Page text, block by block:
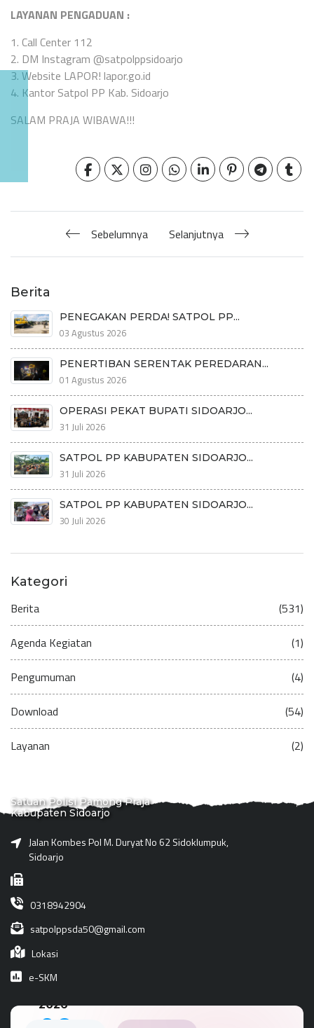
LAYANAN PENGADUAN :
1. Call Center 112
2. DM Instagram @satpolppsidoarjo
3. Website LAPOR! lapor.go.id
4. Kantor Satpol PP Kab. Sidoarjo
SALAM PRAJA WIBAWA!!!
Sebelumnya Selanjutnya
Berita
PENEGAKAN PERDA! SATPOL PP...
03 Agustus 2026
PENERTIBAN SERENTAK PEREDARAN...
01 Agustus 2026
OPERASI PEKAT BUPATI SIDOARJO...
31 Juli 2026
SATPOL PP KABUPATEN SIDOARJO...
31 Juli 2026
SATPOL PP KABUPATEN SIDOARJO...
30 Juli 2026
Kategori
Berita (531)
Agenda Kegiatan (1)
Pengumuman (4)
Download (54)
Layanan (2)
Satuan Polisi Pamong Praja
Kabupaten Sidoarjo
Jalan Kombes Pol M. Duryat No 62 Sidoklumpuk,
Sidoarjo
0318942904
satpolppsda50@gmail.com
Lokasi
e-SKM